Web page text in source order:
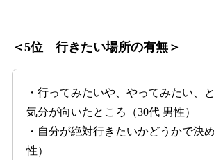
＜5位 行きたい場所の有無＞
・行ってみたいや、やってみたい、
気分が向いたところ（30代 男性）
・自分が絶対行きたいかどうかで決
性）